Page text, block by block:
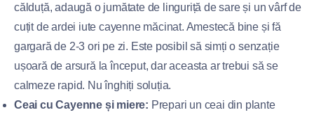
călduță, adaugă o jumătate de linguriță de sare și un vârf de
cuțit de ardei iute cayenne măcinat. Amestecă bine și fă
gargară de 2-3 ori pe zi. Este posibil să simți o senzație
ușoară de arsură la început, dar aceasta ar trebui să se
calmeze rapid. Nu înghiți soluția.
Ceai cu Cayenne și miere: Prepari un ceai din plante